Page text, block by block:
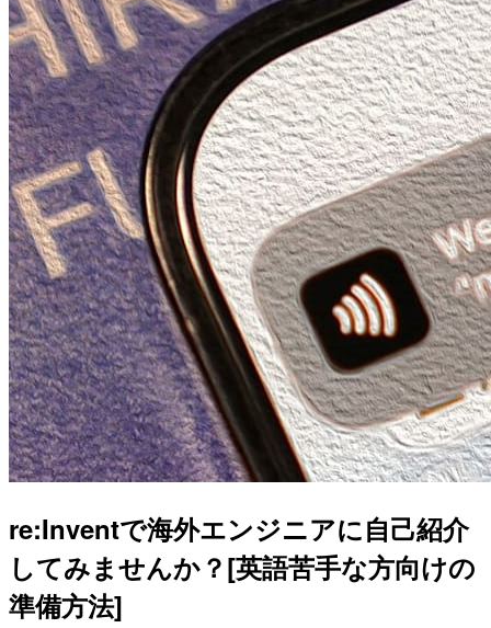
re:Inventで海外エンジニアに自己紹介
してみませんか？[英語苦手な方向けの
準備方法]